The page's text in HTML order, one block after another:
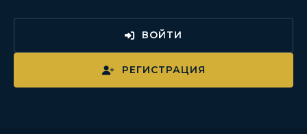
ВОЙТИ
РЕГИСТРАЦИЯ